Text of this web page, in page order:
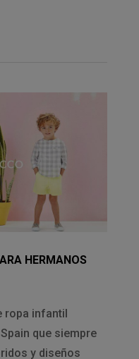
HERMANOS
ropa infantil
que siempre
y diseños